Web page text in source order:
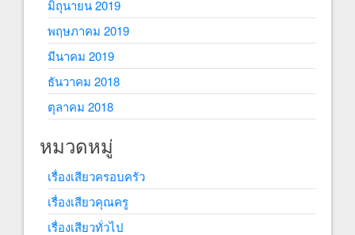
มิถุนายน 2019
พฤษภาคม 2019
มีนาคม 2019
ธันวาคม 2018
ตุลาคม 2018
หมวดหมู่
เรื่องเสียวครอบครัว
เรื่องเสียวคุณครู
เรื่องเสียวทั่วไป